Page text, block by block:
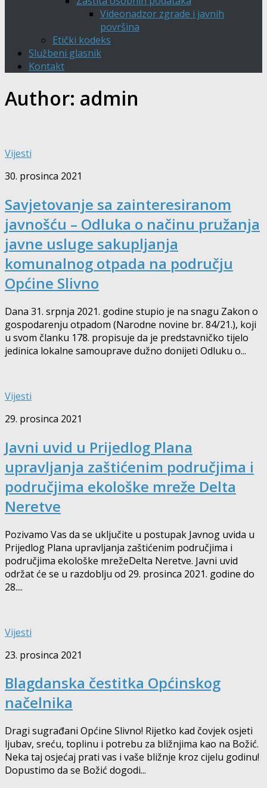
Videonadzor zgrade i javnih
površina
Etički kodeks
Službeni glasnik
Kontakt
Author: admin
Vijesti
30. prosinca 2021
Savjetovanje sa zainteresiranom
javnošću – Odluka o načinu pružanja
javne usluge sakupljanja
komunalnog otpada na području
Općine Slivno
Dana 31. srpnja 2021. godine stupio je na snagu Zakon o
gospodarenju otpadom (Narodne novine br. 84/21.), koji
u svom članku 178. propisuje da je predstavničko tijelo
jedinica lokalne samouprave dužno donijeti Odluku o...
Vijesti
29. prosinca 2021
Javni uvid u Prijedlog Plana
upravljanja zaštićenim područjima i
područjima ekološke mreže Delta
Neretve
Pozivamo Vas da se uključite u postupak Javnog uvida u
Prijedlog Plana upravljanja zaštićenim područjima i
područjima ekološke mrežeDelta Neretve. Javni uvid
održat će se u razdoblju od 29. prosinca 2021. godine do
28....
Vijesti
23. prosinca 2021
Blagdanska čestitka Općinskog
načelnika
Dragi sugrađani Općine Slivno! Rijetko kad čovjek osjeti
ljubav, sreću, toplinu i potrebu za bližnjima kao na Božić.
Neka taj osjećaj prati vas i vaše bližnje kroz cijelu godinu!
Dopustimo da se Božić dogodi...